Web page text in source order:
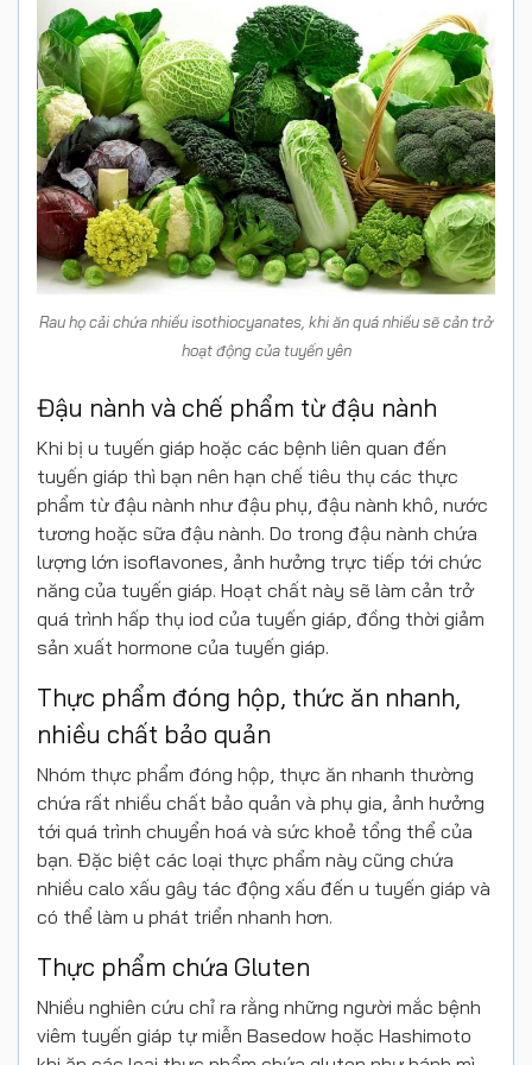
Rau họ cải chứa nhiều isothiocyanates, khi ăn quá nhiều sẽ cản trở
hoạt động của tuyến yên
Đậu nành và chế phẩm từ đậu nành
Khi bị u tuyến giáp hoặc các bệnh liên quan đến
tuyến giáp thì bạn nên hạn chế tiêu thụ các thực
phẩm từ đậu nành như đậu phụ, đậu nành khô, nước
tương hoặc sữa đậu nành. Do trong đậu nành chứa
lượng lớn isoflavones, ảnh hưởng trực tiếp tới chức
năng của tuyến giáp. Hoạt chất này sẽ làm cản trở
quá trình hấp thụ iod của tuyến giáp, đồng thời giảm
sản xuất hormone của tuyến giáp.
Thực phẩm đóng hộp, thức ăn nhanh,
nhiều chất bảo quản
Nhóm thực phẩm đóng hộp, thực ăn nhanh thường
chứa rất nhiều chất bảo quản và phụ gia, ảnh hưởng
tới quá trình chuyển hoá và sức khoẻ tổng thể của
bạn. Đặc biệt các loại thực phẩm này cũng chứa
nhiều calo xấu gây tác động xấu đến u tuyến giáp và
có thể làm u phát triển nhanh hơn.
Thực phẩm chứa Gluten
Nhiều nghiên cứu chỉ ra rằng những người mắc bệnh
viêm tuyến giáp tự miễn Basedow hoặc Hashimoto